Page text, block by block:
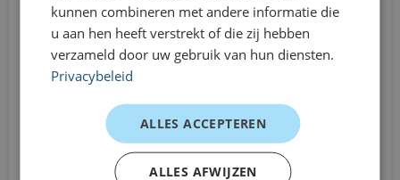
Direct rijden uit voorraad
Flexibele looptijden van 1 tot 12 maanden
Geen langdurige verplichtingen
Transparante kostenstructuur
Geschikt voor zakelijk en particulier gebrui
Persoonlijke en pragmatische aanpak
stuur verstelbaar
stuurwiel multifunctioneel
MINI Electric
Hatchback
/mnd excl. btw
kunnen combineren met andere informatie die
u aan hen heeft verstrekt of die zij hebben
verzameld door uw gebruik van hun diensten.
Privacybeleid
ALLES ACCEPTEREN
ALLES AFWIJZEN